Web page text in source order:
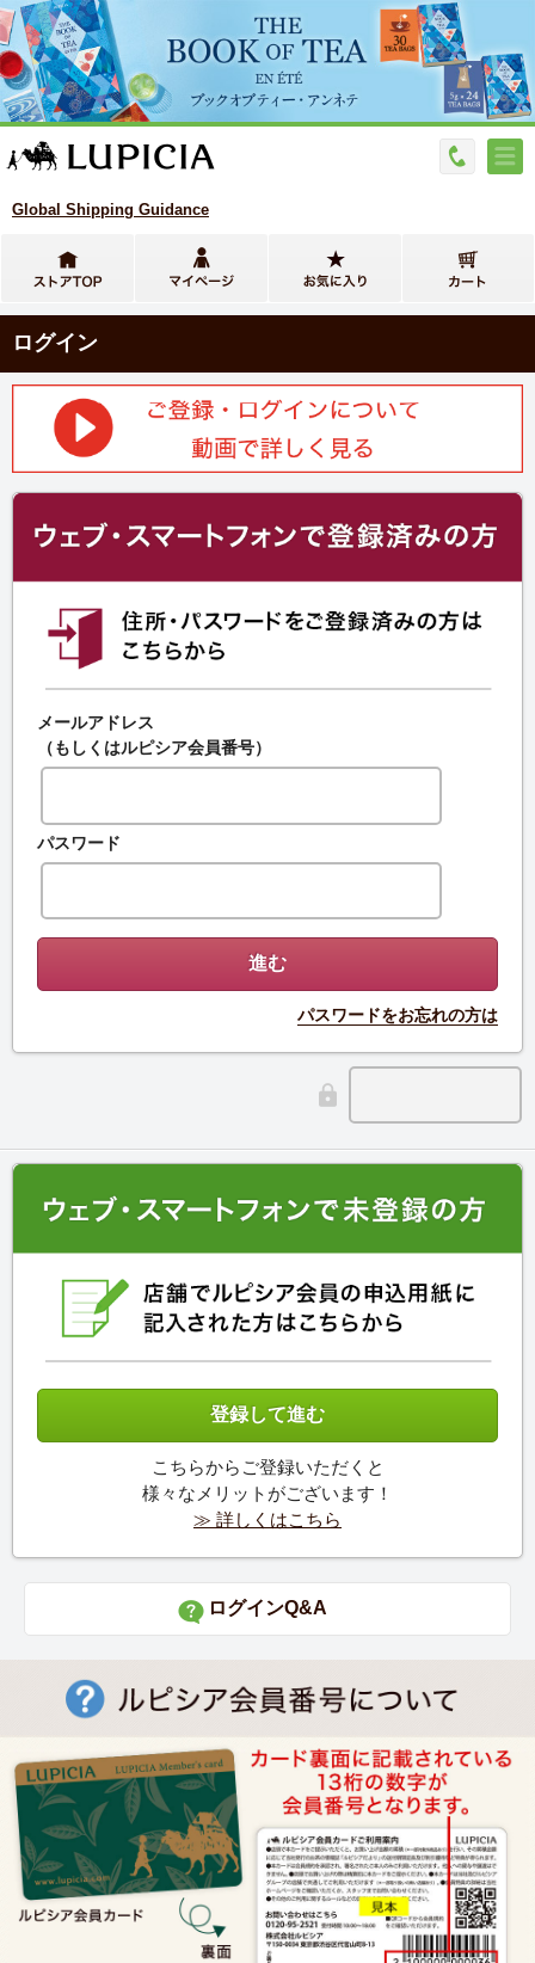
Global Shipping Guidance
ログイン
メールアドレス
（もしくはルピシア会員番号）
パスワード
パスワードをお忘れの方は
こちらからご登録いただくと
様々なメリットがございます！
≫ 詳しくはこちら